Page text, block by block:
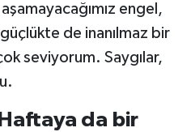
engel,
güçlükte de inanılmaz bir
seviyorum. Saygılar,
da bir